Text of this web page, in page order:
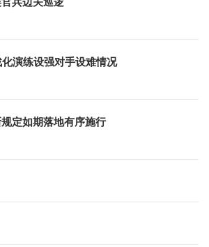
演练设强对手设难情况
定如期落地有序施行